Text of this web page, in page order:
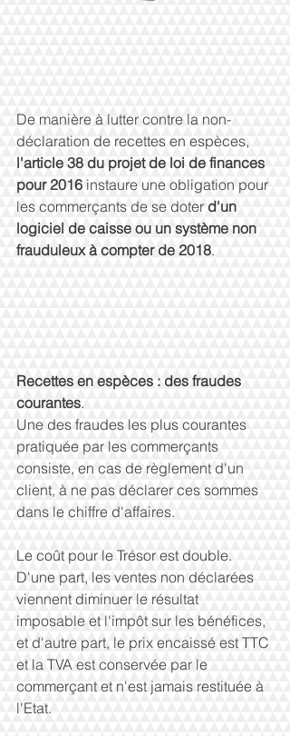
De manière à lutter contre la non-
déclaration de recettes en espèces,
l'article 38 du projet de loi de finances
pour 2016 instaure une obligation pour
les commerçants de se doter d'un
logiciel de caisse ou un système non
frauduleux à compter de 2018.
Recettes en espèces : des fraudes
courantes.
Une des fraudes les plus courantes
pratiquée par les commerçants
consiste, en cas de règlement d'un
client, à ne pas déclarer ces sommes
dans le chiffre d'affaires.
Le coût pour le Trésor est double.
D'une part, les ventes non déclarées
viennent diminuer le résultat
imposable et l'impôt sur les bénéfices,
et d'autre part, le prix encaissé est TTC
et la TVA est conservée par le
commerçant et n'est jamais restituée à
l'Etat.